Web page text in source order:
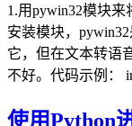
1.用pywin32模块来
安装模块，
它，但在文本转语
不好。代码示例：
使用Python